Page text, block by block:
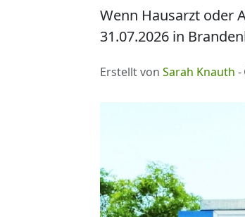
Wenn Hausarzt oder
31.07.2026 in
Erstellt von Sarah Knauth -